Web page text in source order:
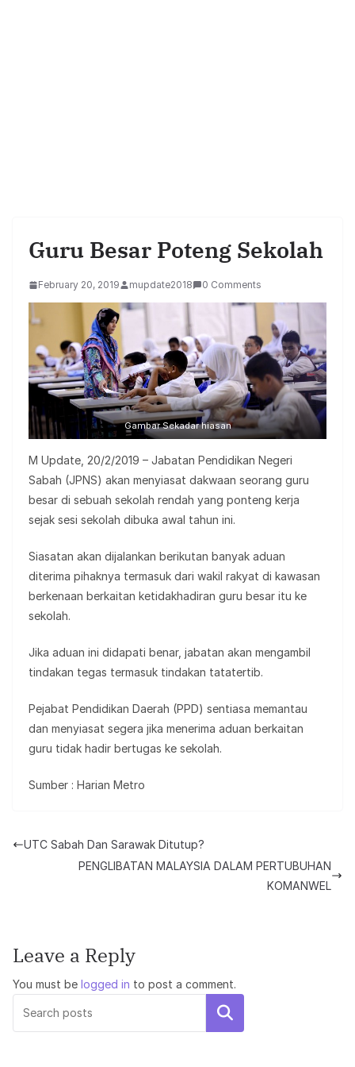
Guru Besar Poteng Sekolah
February 20, 2019 mupdate2018 0 Comments
Gambar Sekadar hiasan
M Update, 20/2/2019 – Jabatan Pendidikan Negeri
Sabah (JPNS) akan menyiasat dakwaan seorang guru
besar di sebuah sekolah rendah yang ponteng kerja
sejak sesi sekolah dibuka awal tahun ini.
Siasatan akan dijalankan berikutan banyak aduan
diterima pihaknya termasuk dari wakil rakyat di kawasan
berkenaan berkaitan ketidakhadiran guru besar itu ke
sekolah.
Jika aduan ini didapati benar, jabatan akan mengambil
tindakan tegas termasuk tindakan tatatertib.
Pejabat Pendidikan Daerah (PPD) sentiasa memantau
dan menyiasat segera jika menerima aduan berkaitan
guru tidak hadir bertugas ke sekolah.
Sumber : Harian Metro
UTC Sabah Dan Sarawak Ditutup?
PENGLIBATAN MALAYSIA DALAM PERTUBUHAN
KOMANWEL
Leave a Reply
You must be logged in to post a comment.
Search